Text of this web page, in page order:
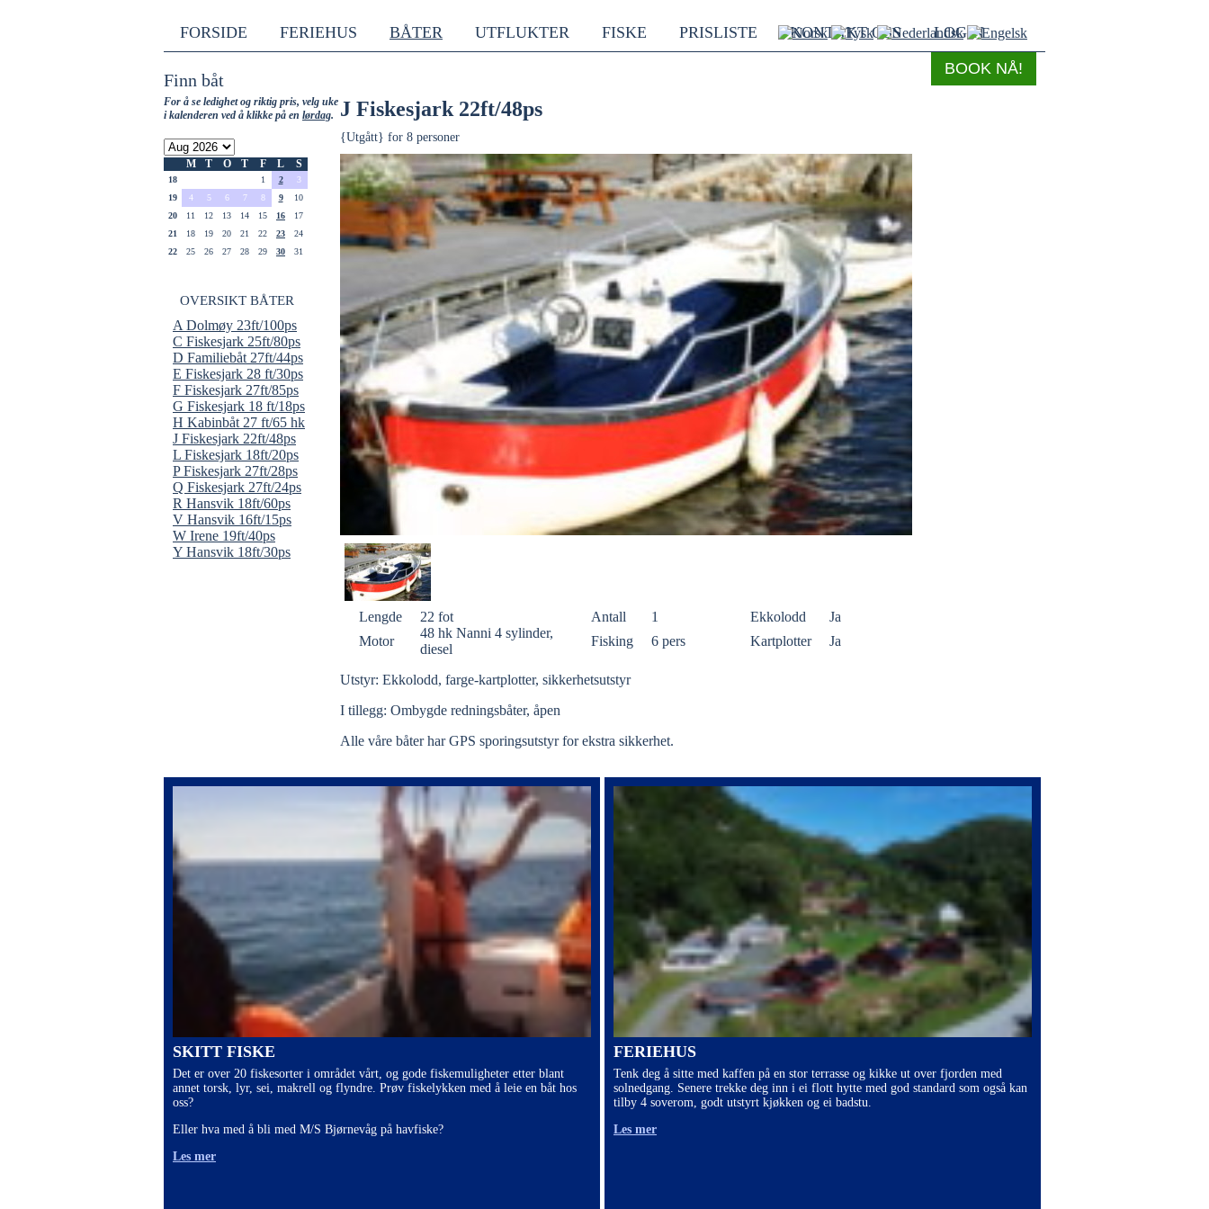
BOOK NÅ!
FORSIDE FERIEHUS BÅTER UTFLUKTER FISKE PRISLISTE KONTAKT OSS LOGIN
Finn båt
For å se ledighet og riktig pris, velg uke
i kalenderen ved å klikke på en lørdag.
M T O T F L S
18 1 2
3
19
4 5 6 7 8 9
10
20
11 12 13 14 15 16
17
21
18 19 20 21 22 23
24
22
25 26 27 28 29 30 31
OVERSIKT BÅTER
A Dolmøy 23ft/100ps
C Fiskesjark 25ft/80ps
D Familiebåt 27ft/44ps
E Fiskesjark 28 ft/30ps
F Fiskesjark 27ft/85ps
G Fiskesjark 18 ft/18ps
H Kabinbåt 27 ft/65 hk
J Fiskesjark 22ft/48ps
L Fiskesjark 18ft/20ps
P Fiskesjark 27ft/28ps
Q Fiskesjark 27ft/24ps
R Hansvik 18ft/60ps
V Hansvik 16ft/15ps
W Irene 19ft/40ps
Y Hansvik 18ft/30ps
J Fiskesjark 22ft/48ps
{Utgått} for 8 personer
Lengde 22 fot Antall 1 Ekkolodd
Ja
Motor
48 hk Nanni 4 sylinder,
diesel
Fisking 6 pers Kartplotter Ja
Utstyr: Ekkolodd, farge-kartplotter, sikkerhetsutstyr
I tillegg: Ombygde redningsbåter, åpen
Alle våre båter har GPS sporingsutstyr for ekstra sikkerhet.
SKITT FISKE
Det er over 20 fiskesorter i området vårt, og gode fiskemuligheter etter blant
annet torsk, lyr, sei, makrell og flyndre. Prøv fiskelykken med å leie en båt hos
oss?
Eller hva med å bli med M/S Bjørnevåg på havfiske?
Les mer
FERIEHUS
Tenk deg å sitte med kaffen på en stor terrasse og kikke ut over fjorden med
solnedgang. Senere trekke deg inn i ei flott hytte med god standard som også kan
tilby 4 soverom, godt utstyrt kjøkken og ei badstu.
Les mer